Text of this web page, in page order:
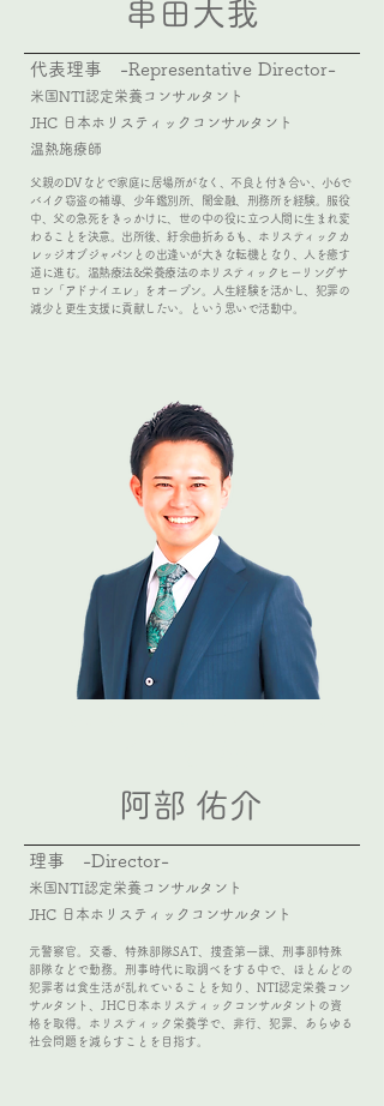
串田大我
代表理事 -Representative Director-
米国NTI認定栄養コンサルタント
JHC 日本ホリスティックコンサルタント
温熱施療師
父親のDVなどで家庭に居場所がなく、不良と付き合い、小6で
バイク窃盗の補導、少年鑑別所、闇金融、刑務所を経験。服役
中、父の急死をきっかけに、世の中の役に立つ人間に生まれ変
わることを決意。出所後、紆余曲折あるも、ホリスティックカ
レッジオブジャパンとの出逢いが大きな転機となり、人を癒す
道に進む。温熱療法&栄養療法のホリスティックヒーリングサ
ロン「アドナイエレ」をオープン。人生経験を活かし、犯罪の
減少と更生支援に貢献したい。という思いで活動中。
阿部 佑介
理事 -Director-
米国NTI認定栄養コンサルタント
JHC 日本ホリスティックコンサルタント
元警察官。交番、特殊部隊SAT、捜査第一課、刑事部特殊
部隊などで勤務。刑事時代に取調べをする中で、ほとんどの
犯罪者は食生活が乱れていることを知り、NTI認定栄養コン
サルタント、JHC日本ホリスティックコンサルタントの資
格を取得。ホリスティック栄養学で、非行、犯罪、あらゆる
社会問題を減らすことを目指す。